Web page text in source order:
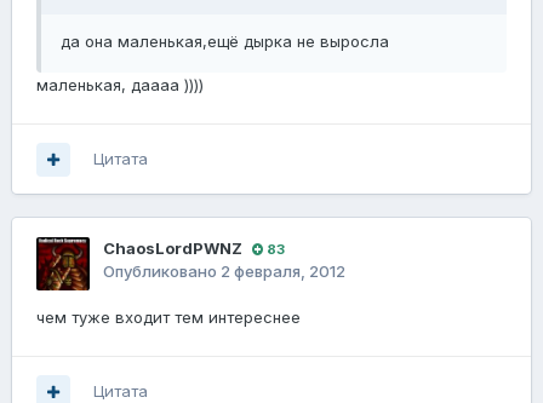
да она маленькая,ещё дырка не выросла
маленькая, даааа ))))
Цитата
ChaosLordPWNZ 83
Опубликовано 2 февраля, 2012
чем туже входит тем интереснее
Цитата